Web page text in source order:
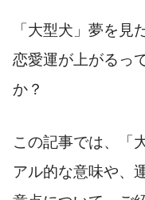
「大型犬」夢を見
恋愛運が上がるっ
か？
この記事では、「
アル的な意味や、